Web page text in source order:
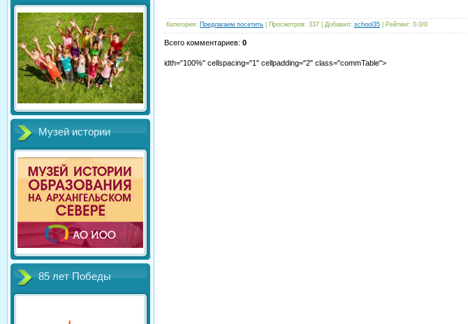
Музей истории
85 лет Победы
Категория: Предлагаем посетить Просмотров: 337 Добавил: school35 Рейтинг: 0.0/0
Всего комментариев: 0
idth="100%" cellspacing="1" cellpadding="2" class="commTable">